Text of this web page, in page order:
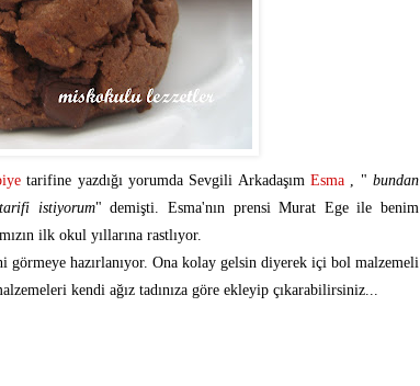
tarifine yazdığı yorumda Sevgili Arkadaşım Esma , "bundan
istiyorum" demişti. Esma'nın prensi Murat Ege ile benim
ilk okul yıllarına rastlıyor.
hazırlanıyor. Ona kolay gelsin diyerek içi bol malzemeli
kendi ağız tadınıza göre ekleyip çıkarabilirsiniz...